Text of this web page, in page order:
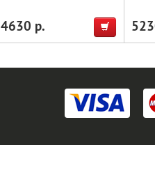
4630 р.